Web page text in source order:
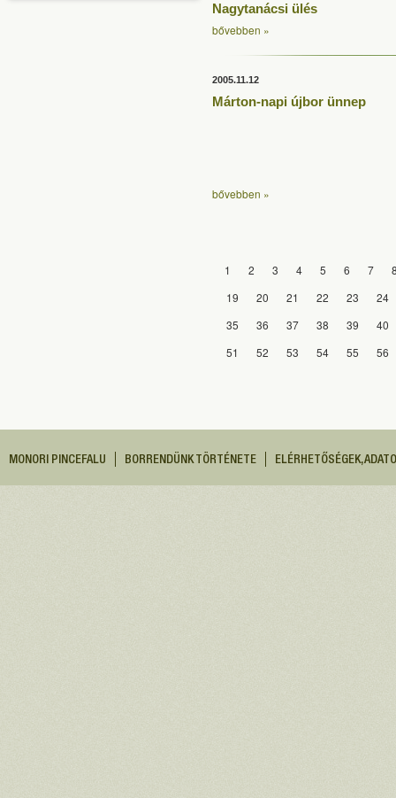
Nagytanácsi ülés
bővebben »
2005.11.12
Márton-napi újbor ünnep
bővebben »
1 2 3 4 5 6 7
19
20 21 22 23
24
35
36 37 38 39
40
51
52 53 54 55 56
MONORI PINCEFALU BORRENDÜNK TÖRTÉNETE ELÉRHETŐSÉGEK,